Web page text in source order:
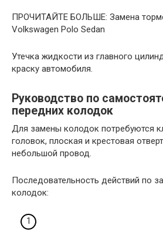
ПРОЧИТАЙТЕ БОЛЬШЕ: Замена
Volkswagen Polo Sedan
Утечка жидкости из главного
краску автомобиля.
Руководство по
передних колодок
Для замены колодок потребуются
головок, плоская и крестовая
небольшой провод.
Последовательность действий по
колодок: